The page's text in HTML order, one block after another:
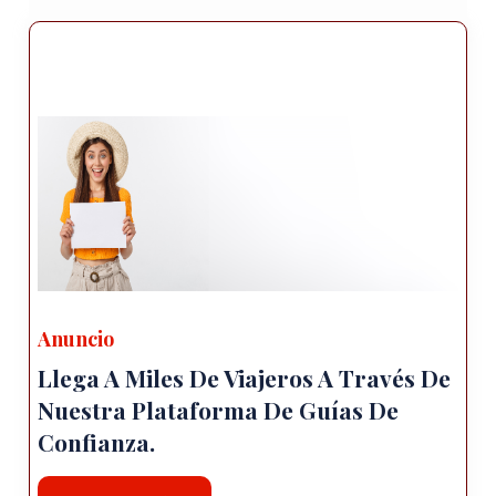
impresionantes vistas. Explora su
impresionante arquitectura, iglesia antigua y
entorno tranquilo.
Kasımiye Medrese: visite Kasımiye Medrese, un
histórico templo islámico escuela conocida
por sus intrincados patrones geométricos y
hermosos cantería. Disfrute del ambiente
arquitectónicos.
Cocina local: Mardin ofrece una experiencia
culinaria encantadora con su mezcla única de
sabores turcos y de Medio Oriente. No te
pierdas el oportunidad de degustar
Anuncio
Llega A Miles De Viajeros A Través De
Nuestra Plataforma De Guías De
Confianza.